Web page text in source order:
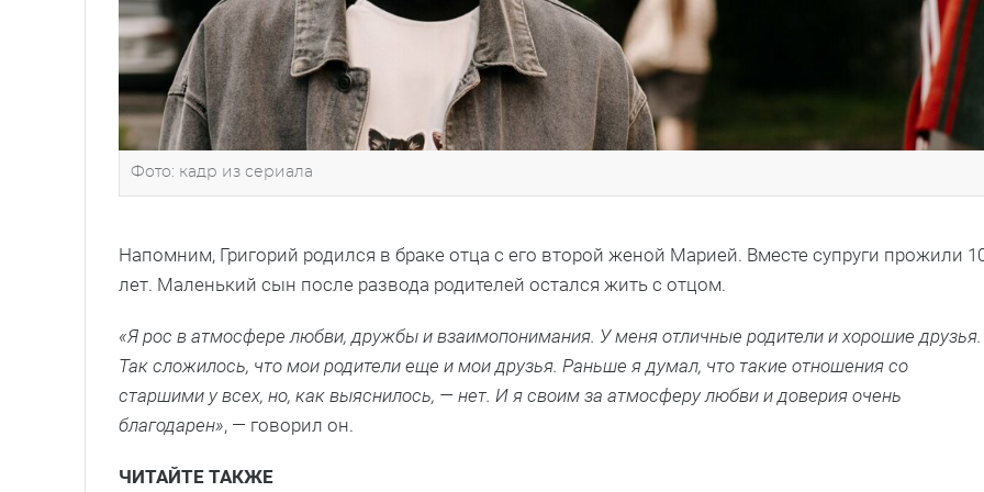
Фото: кадр из сериала
Напомним, Григорий родился в браке отца с его второй женой Марией. Вместе супруги прожили
лет. Маленький сын после развода родителей остался жить с отцом.
«Я рос в атмосфере любви, дружбы и взаимопонимания. У меня отличные родители и хорошие друзья.
Так сложилось, что мои родители еще и мои друзья. Раньше я думал, что такие отношения со
старшими у всех, но, как выяснилось, — нет. И я своим за атмосферу любви и доверия очень
благодарен», — говорил он.
ЧИТАЙТЕ ТАКЖЕ